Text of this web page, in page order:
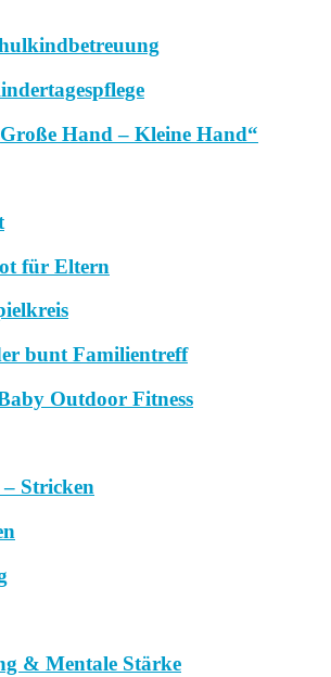
Hand – Kleine Hand“
für Eltern
bunt Familientreff
Outdoor Fitness
Stricken
& Mentale Stärke